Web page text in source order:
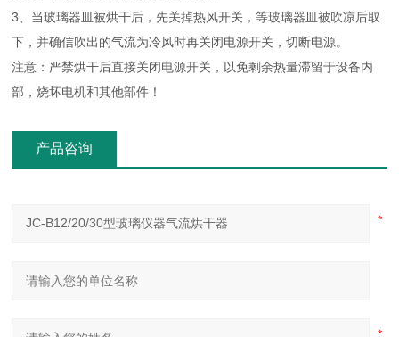
3、当玻璃器皿被烘干后，先关掉热风开关，等玻璃器皿被吹凉后取
下，并确信吹出的气流为冷风时再关闭电源开关，切断电源。
注意：严禁烘干后直接关闭电源开关，以免剩余热量滞留于设备内
部，烧坏电机和其他部件！
产品咨询